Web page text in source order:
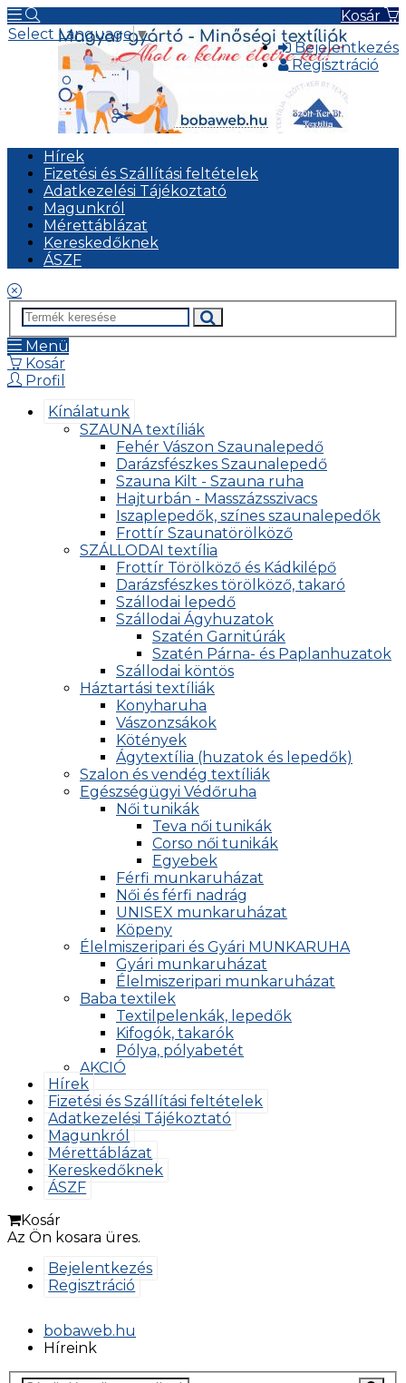
Kosár
Bejelentkezés
Regisztráció
Select Language▼
Hírek
Fizetési és Szállítási feltételek
Adatkezelési Tájékoztató
Magunkról
Mérettáblázat
Kereskedőknek
ÁSZF
Menü
Kosár
Profil
Kínálatunk
SZAUNA textíliák
Fehér Vászon Szaunalepedő
Darázsfészkes Szaunalepedő
Szauna Kilt - Szauna ruha
Hajturbán - Masszázsszivacs
Iszaplepedők, színes szaunalepedők
Frottír Szaunatörölköző
SZÁLLODAI textília
Frottír Törölköző és Kádkilépő
Darázsfészkes törölköző, takaró
Szállodai lepedő
Szállodai Ágyhuzatok
Szatén Garnitúrák
Szatén Párna- és Paplanhuzatok
Szállodai köntös
Háztartási textíliák
Konyharuha
Vászonzsákok
Kötények
Ágytextília (huzatok és lepedők)
Szalon és vendég textíliák
Egészségügyi Védőruha
Női tunikák
Teva női tunikák
Corso női tunikák
Egyebek
Férfi munkaruházat
Női és férfi nadrág
UNISEX munkaruházat
Köpeny
Élelmiszeripari és Gyári MUNKARUHA
Gyári munkaruházat
Élelmiszeripari munkaruházat
Baba textilek
Textilpelenkák, lepedők
Kifogók, takarók
Pólya, pólyabetét
AKCIÓ
Hírek
Fizetési és Szállítási feltételek
Adatkezelési Tájékoztató
Magunkról
Mérettáblázat
Kereskedőknek
ÁSZF
Kosár
Az Ön kosara üres.
Bejelentkezés
Regisztráció
bobaweb.hu
Híreink